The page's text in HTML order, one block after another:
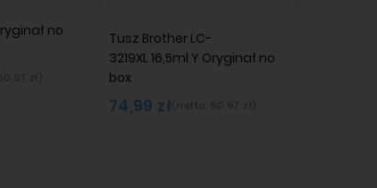
no
zł
Tusz Brother LC-
3219XL 16,5ml Y Oryginał no
box
74,99 zł(netto: 60,97 zł